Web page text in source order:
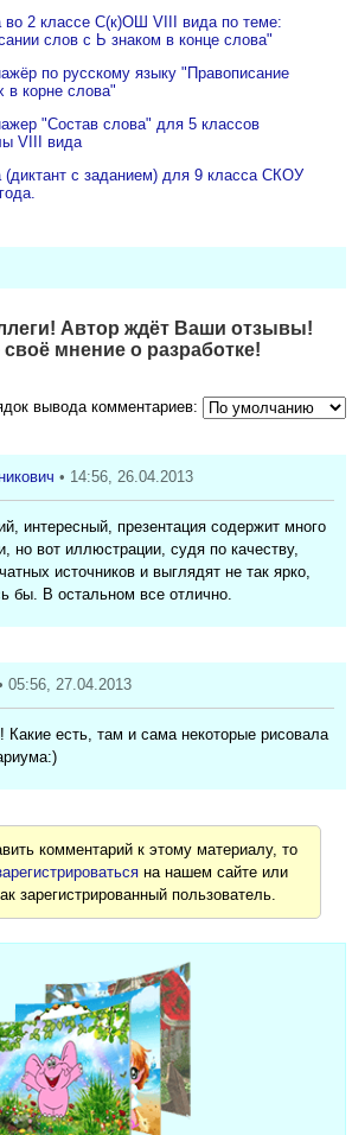
во 2 классе С(к)ОШ VIII вида по теме:
слов с Ь знаком в конце слова"
по русскому языку "Правописание
в корне слова"
"Состав слова" для 5 классов
VIII вида
(диктант с заданием) для 9 класса СКОУ
Автор ждёт Ваши отзывы!
своё мнение о разработке!
вывода комментариев:
• 14:56, 26.04.2013
интересный, презентация содержит много
но вот иллюстрации, судя по качеству,
источников и выглядят не так ярко,
бы. В остальном все отлично.
05:56, 27.04.2013
Какие есть, там и сама некоторые рисовала
комментарий к этому материалу, то
на нашем сайте или
зарегистрированный пользователь.